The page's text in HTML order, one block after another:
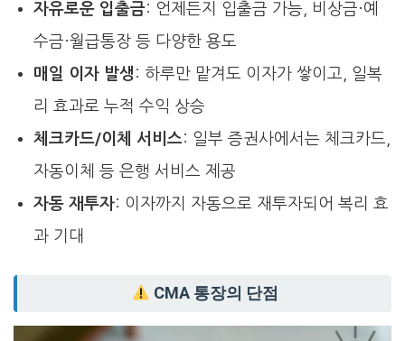
자유로운 입출금: 언제든지 입출금 가능, 비상금·예
수금·월급통장 등 다양한 용도
매일 이자 발생: 하루만 맡겨도 이자가 쌓이고, 일복
리 효과로 누적 수익 상승
체크카드/이체 서비스: 일부 증권사에서는 체크카드,
자동이체 등 은행 서비스 제공
자동 재투자: 이자까지 자동으로 재투자되어 복리 효
과 기대
CMA 통장의 단점